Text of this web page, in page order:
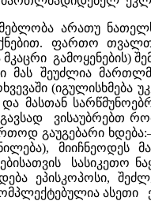
არათუ
ფართო
მას შეუძლია
მასთან
გაუგებარი
სასიკეთო
ეპისკოპოსი,